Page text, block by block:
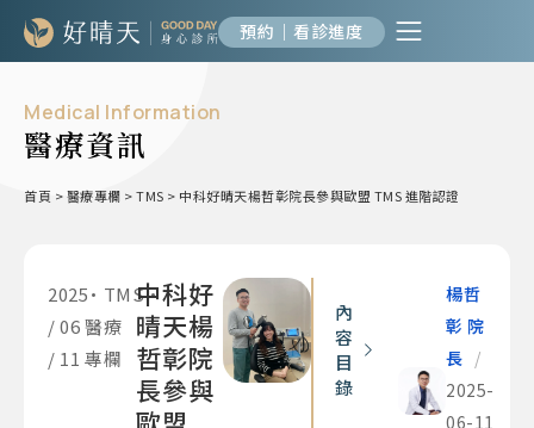
預約｜看診進度
Medical Information
醫療資訊
首頁 >醫療專欄 >TMS > 中科好晴天楊哲彰院長參與歐盟 TMS 進階認證
2025
/ 06
/ 11
• TMS•
醫療
專欄
中科好
晴天楊
哲彰院
長參與
內
容
目
錄
楊哲
彰 院
長 /
2025-
06-11